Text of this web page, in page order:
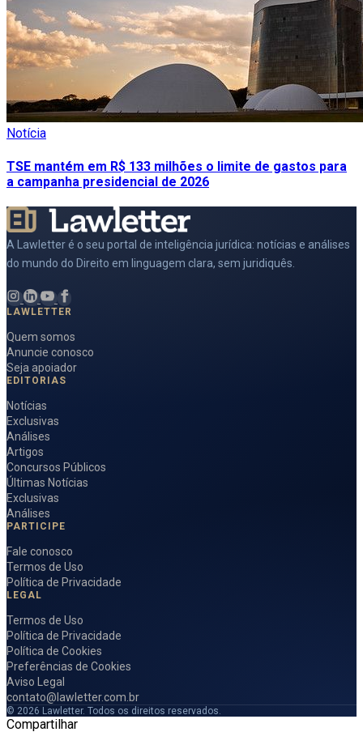
Notícia
TSE mantém em R$ 133 milhões o limite de gastos para
a campanha presidencial de 2026
A Lawletter é o seu portal de inteligência jurídica: notícias e análises
do mundo do Direito em linguagem clara, sem juridiquês.
LAWLETTER
Quem somos
Anuncie conosco
Seja apoiador
EDITORIAS
Notícias
Exclusivas
Análises
Artigos
Concursos Públicos
Últimas Notícias
Exclusivas
Análises
PARTICIPE
Fale conosco
Termos de Uso
Política de Privacidade
LEGAL
Termos de Uso
Política de Privacidade
Política de Cookies
Preferências de Cookies
Aviso Legal
contato@lawletter.com.br
© 2026 Lawletter. Todos os direitos reservados.
Compartilhar